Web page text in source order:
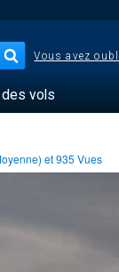
Vous avez
des vols
et935 Vues